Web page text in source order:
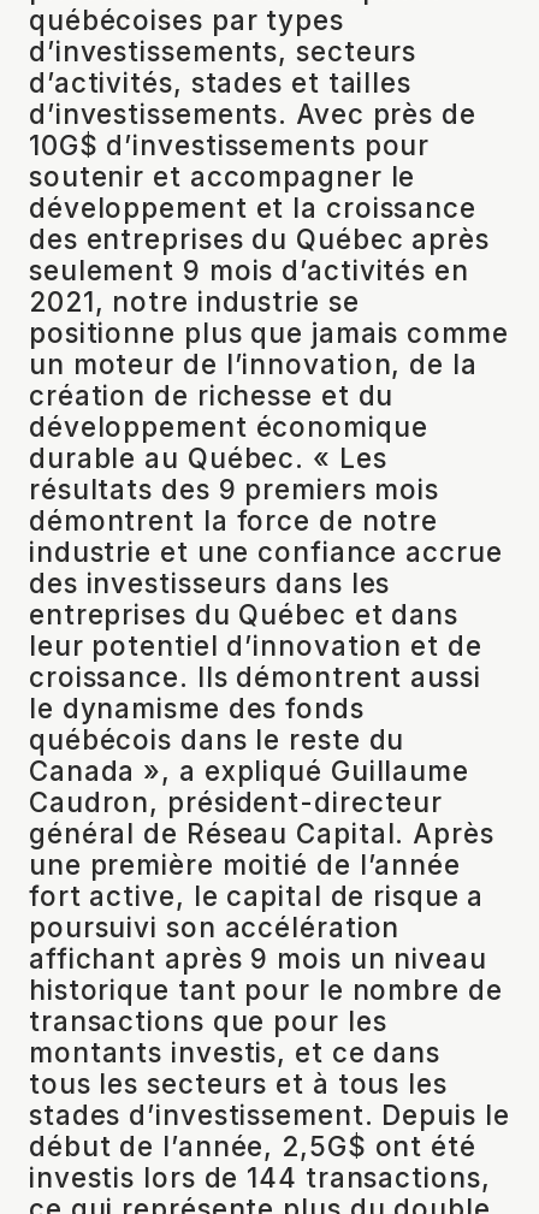
québécoises par types
d’investissements, secteurs
d’activités, stades et tailles
d’investissements. Avec près de
10G$ d’investissements pour
soutenir et accompagner le
développement et la croissance
des entreprises du Québec après
seulement 9 mois d’activités en
2021, notre industrie se
positionne plus que jamais comme
un moteur de l’innovation, de la
création de richesse et du
développement économique
durable au Québec. « Les
résultats des 9 premiers mois
démontrent la force de notre
industrie et une confiance accrue
des investisseurs dans les
entreprises du Québec et dans
leur potentiel d’innovation et de
croissance. Ils démontrent aussi
le dynamisme des fonds
québécois dans le reste du
Canada », a expliqué Guillaume
Caudron, président-directeur
général de Réseau Capital. Après
une première moitié de l’année
fort active, le capital de risque a
poursuivi son accélération
affichant après 9 mois un niveau
historique tant pour le nombre de
transactions que pour les
montants investis, et ce dans
tous les secteurs et à tous les
stades d’investissement. Depuis le
début de l’année, 2,5G$ ont été
investis lors de 144 transactions,